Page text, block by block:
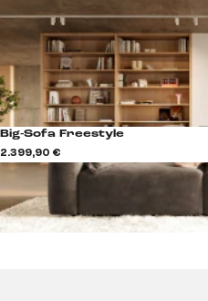
Big-Sofa Freestyle
2.399,90 €